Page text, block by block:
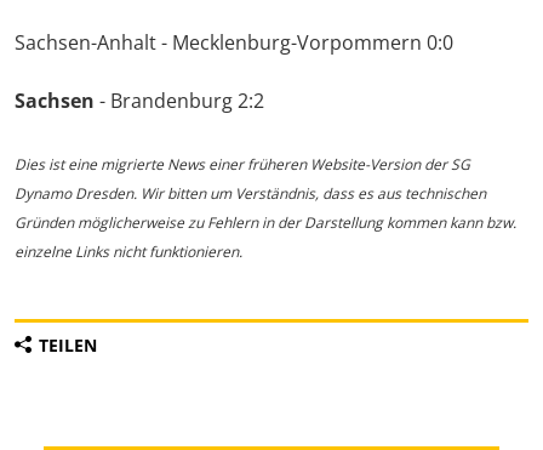
Sachsen-Anhalt - Mecklenburg-Vorpommern 0:0
Sachsen - Brandenburg 2:2
Dies ist eine migrierte News einer früheren Website-Version der SG
Dynamo Dresden. Wir bitten um Verständnis, dass es aus technischen
Gründen möglicherweise zu Fehlern in der Darstellung kommen kann bzw.
einzelne Links nicht funktionieren.
TEILEN